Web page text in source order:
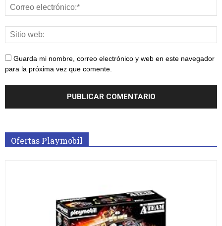
Guarda mi nombre, correo electrónico y web en este navegador
para la próxima vez que comente.
Ofertas Playmobil